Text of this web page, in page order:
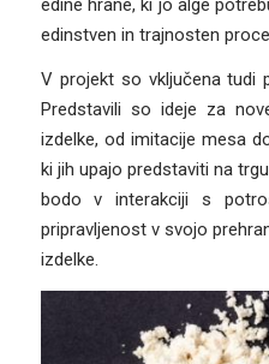
edine hrane, ki jo alge
edinstven in trajnosten
V projekt so vključena tudi
Predstavili so ideje za
izdelke, od imitacije mesa
ki jih upajo predstaviti na
bodo v interakciji s
pripravljenost v svojo
izdelke.